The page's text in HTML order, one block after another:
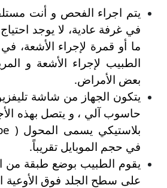
يتم اجراء الفحص و أنت
في غرفة عادية، لا يوجد
ما أو قمرة لإجراء الأشعة،
الطبيب لإجراء الأشعة و
بعض الأمراض.
يتكون الجهاز من شاشة
حاسوب آلي ، و يتصل بهذه
في حجم الموبايل تقريباً.
على سطح الجلد فوق الأوعية